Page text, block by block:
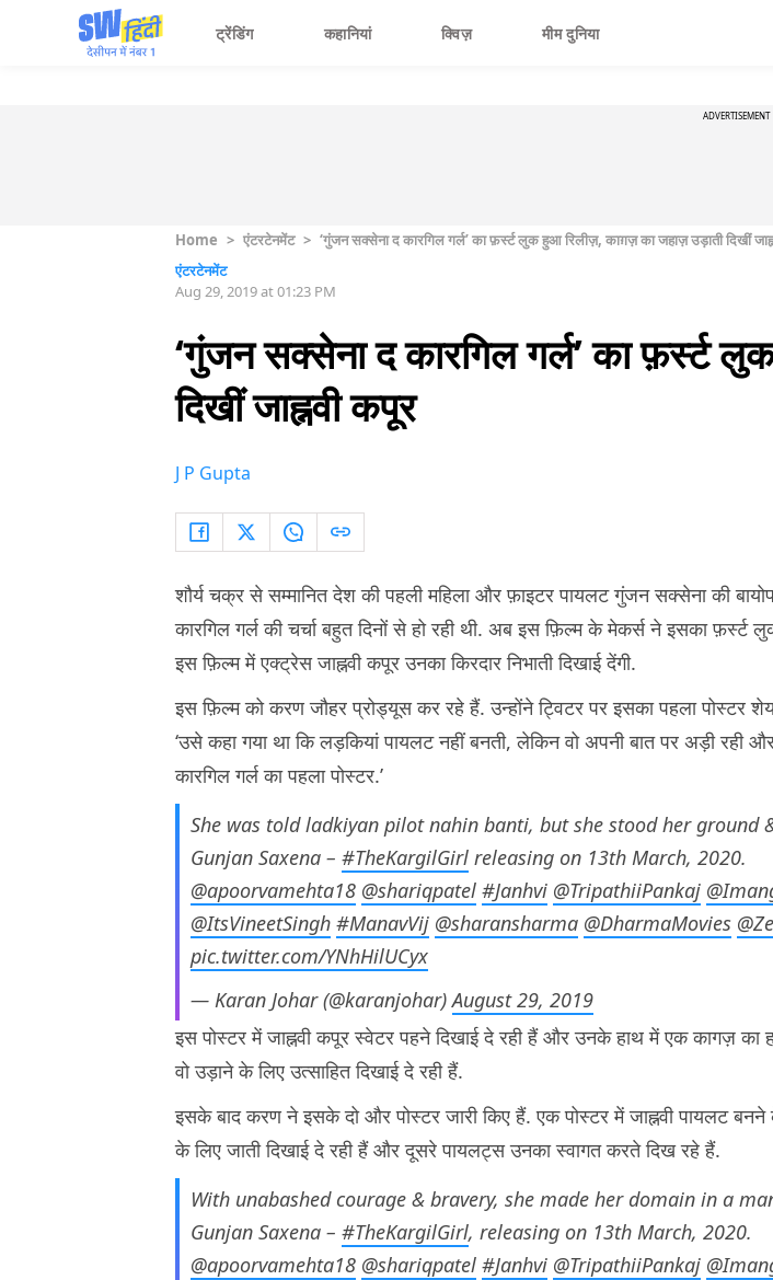
ट्रेंडिंग कहानियां क्विज़ मीम दुनिया
ADVERTISEMENT
Home > एंटरटेनमेंट > ‘गुंजन सक्सेना द कारगिल गर्ल’ का फ़र्स्ट लुक हुआ रिलीज़, काग़ज़ का जहाज़ उड़ाती दिखीं
एंटरटेनमेंट
Aug 29, 2019 at 01:23 PM
‘गुंजन सक्सेना द कारगिल गर्ल’ का फ़र्स्ट
दिखीं जाह्नवी कपूर
J P Gupta
शौर्य चक्र से सम्मानित देश की पहली महिला और फ़ाइटर पायलट गुंजन सक्सेना की
कारगिल गर्ल की चर्चा बहुत दिनों से हो रही थी. अब इस फ़िल्म के मेकर्स ने इसका फ़र्स्ट
इस फ़िल्म में एक्ट्रेस जाह्नवी कपूर उनका किरदार निभाती दिखाई देंगी.
इस फ़िल्म को करण जौहर प्रोड्यूस कर रहे हैं. उन्होंने ट्विटर पर इसका पहला पोस्टर
‘उसे कहा गया था कि लड़कियां पायलट नहीं बनती, लेकिन वो अपनी बात पर अड़ी रही
कारगिल गर्ल का पहला पोस्टर.’
She was told ladkiyan pilot nahin banti, but she stood her ground
Gunjan Saxena – #TheKargilGirl releasing on 13th March, 2020.
@apoorvamehta18 @shariqpatel #Janhvi @TripathiiPankaj
@ItsVineetSingh #ManavVij @sharansharma @DharmaMovies
pic.twitter.com/YNhHilUCyx
— Karan Johar (@karanjohar)August 29, 2019
इस पोस्टर में जाह्नवी कपूर स्वेटर पहने दिखाई दे रही हैं और उनके हाथ में एक कागज़ का
वो उड़ाने के लिए उत्साहित दिखाई दे रही हैं.
इसके बाद करण ने इसके दो और पोस्टर जारी किए हैं. एक पोस्टर में जाह्नवी पायलट बनने
के लिए जाती दिखाई दे रही हैं और दूसरे पायलट्स उनका स्वागत करते दिख रहे हैं.
With unabashed courage & bravery, she made her domain in a
Gunjan Saxena – #TheKargilGirl, releasing on 13th March, 2020.
@apoorvamehta18 @shariqpatel #Janhvi @TripathiiPankaj